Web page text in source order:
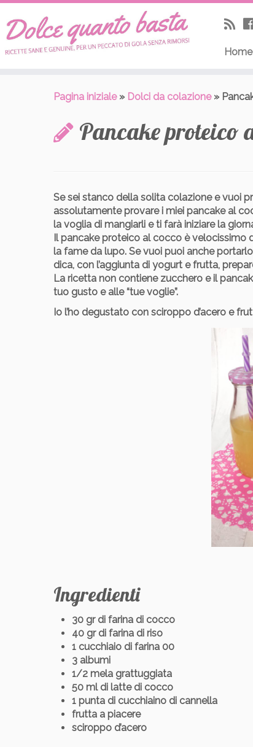
Skip
to
content
Home
Pagina iniziale » Dolci da colazione »
Pancake proteico
Se sei stanco della solita colazione e vuoi
assolutamente provare i miei pancake al
la voglia di mangiarli e ti farà iniziare la
Il pancake proteico al cocco è velocissimo
la fame da lupo. Se vuoi puoi anche
dica, con l’aggiunta di yogurt e frutta,
La ricetta non contiene zucchero e il
tuo gusto e alle “tue voglie”.
Io l’ho degustato con sciroppo d’acero e
Ingredienti
30 gr di farina di cocco
40 gr di farina di riso
1 cucchiaio di farina 00
3 albumi
1/2 mela grattuggiata
50 ml di latte di cocco
1 punta di cucchiaino di cannella
frutta a piacere
sciroppo d’acero